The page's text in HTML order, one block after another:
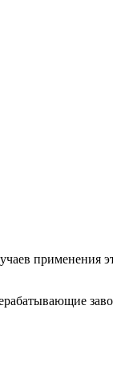
применения